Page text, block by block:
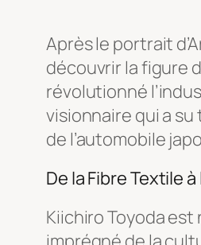
Après le portrait
découvrir la figure
révolutionné
visionnaire qui a
de l’automobile
De la Fibre Textile
Kiichiro Toyoda